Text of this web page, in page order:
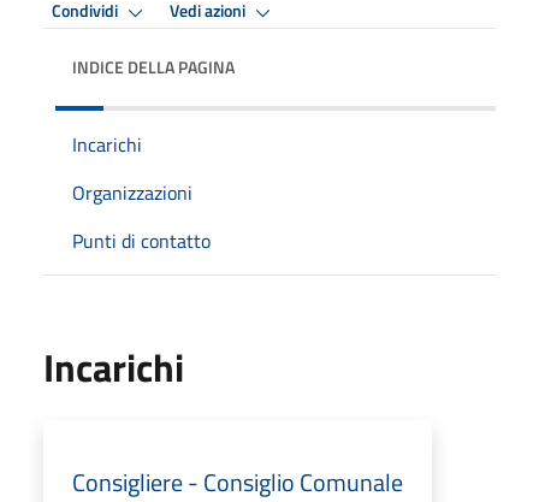
Condividi Vedi azioni
INDICE DELLA PAGINA
Incarichi
Organizzazioni
Punti di contatto
Incarichi
Consigliere - Consiglio Comunale